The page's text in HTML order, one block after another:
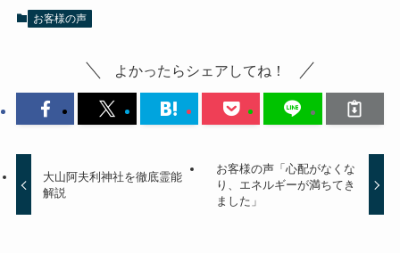
お客様の声
よかったらシェアしてね！
大山阿夫利神社を徹底霊能
解説
お客様の声「心配がなくな
り、エネルギーが満ちてき
ました」